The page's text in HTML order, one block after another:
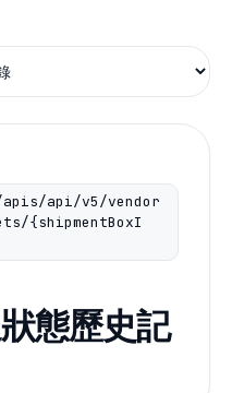
api/v5/vendor
{shipmentBoxI
態歷史記